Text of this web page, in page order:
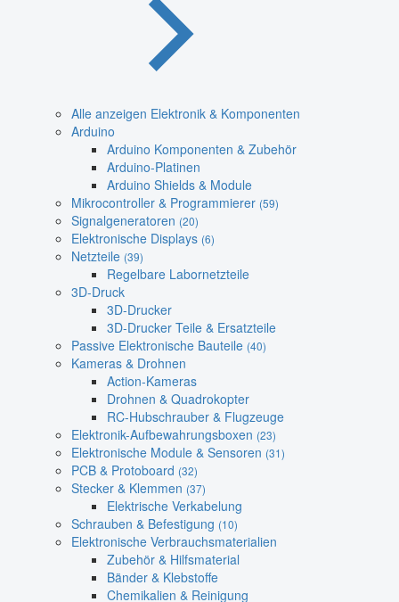
Alle anzeigen Elektronik & Komponenten
Arduino
Arduino Komponenten & Zubehör
Arduino-Platinen
Arduino Shields & Module
Mikrocontroller & Programmierer (59)
Signalgeneratoren (20)
Elektronische Displays (6)
Netzteile (39)
Regelbare Labornetzteile
3D-Druck
3D-Drucker
3D-Drucker Teile & Ersatzteile
Passive Elektronische Bauteile (40)
Kameras & Drohnen
Action-Kameras
Drohnen & Quadrokopter
RC-Hubschrauber & Flugzeuge
Elektronik-Aufbewahrungsboxen (23)
Elektronische Module & Sensoren (31)
PCB & Protoboard (32)
Stecker & Klemmen (37)
Elektrische Verkabelung
Schrauben & Befestigung (10)
Elektronische Verbrauchsmaterialien
Zubehör & Hilfsmaterial
Bänder & Klebstoffe
Chemikalien & Reinigung